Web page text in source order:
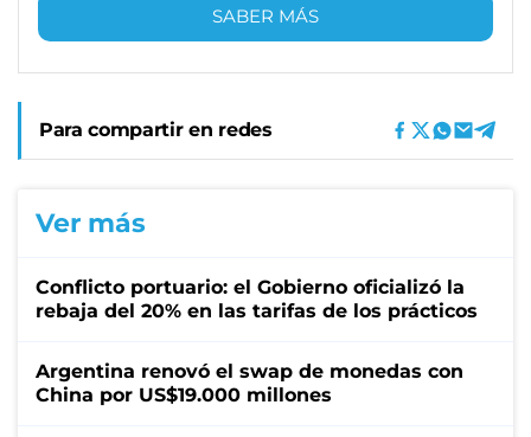
SABER MÁS
Para compartir en redes
Ver más
Conflicto portuario: el Gobierno oficializó la
rebaja del 20% en las tarifas de los prácticos
Argentina renovó el swap de monedas con
China por US$19.000 millones